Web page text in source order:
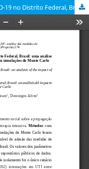
Demanda por leitos de UTI pela COVID-19 no Distrito Federal, Brasil: uma análise do impacto das medidas de distanciamento social com simulações de Monte Carlo